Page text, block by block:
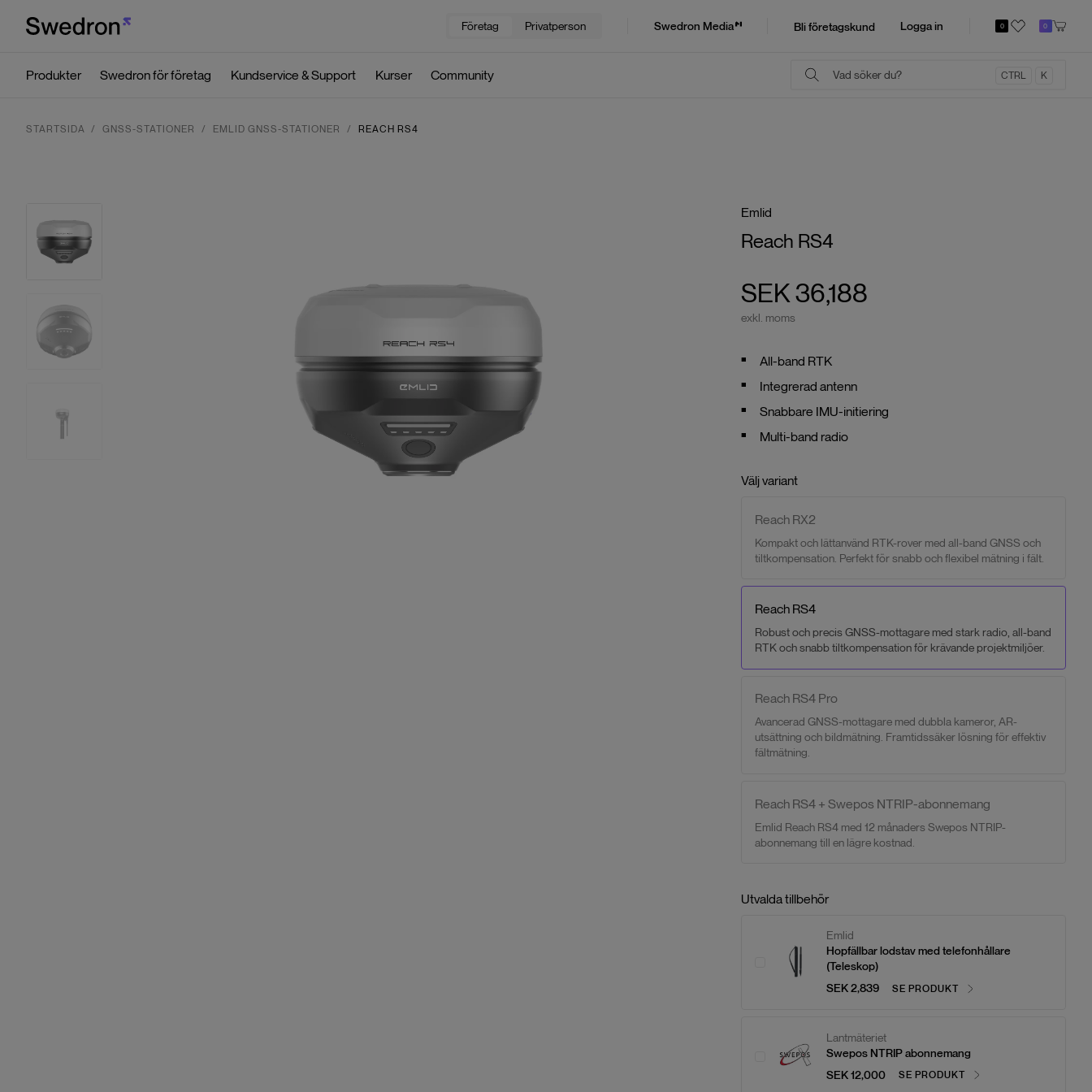
Företag Privatperson Swedron Media Bli företagskund Logga in 0 0
Produkter Swedron för företag Kundservice & Support Kurser Community CTRL K
STARTSIDA GNSS-STATIONER EMLID GNSS-STATIONER REACH RS4
Emlid
Reach RS4
SEK 36,188
exkl. moms
All-band RTK
Integrerad antenn
Snabbare IMU-initiering
Multi-band radio
Välj variant
Reach RX2
Kompakt och lättanvänd RTK-rover med all-band GNSS och
tiltkompensation. Perfekt för snabb och flexibel mätning i fält.
Reach RS4
Robust och precis GNSS-mottagare med stark radio, all-band
RTK och snabb tiltkompensation för krävande projektmiljöer.
Reach RS4 Pro
Avancerad GNSS-mottagare med dubbla kameror, AR-
utsättning och bildmätning. Framtidssäker lösning för effektiv
fältmätning.
Reach RS4 + Swepos NTRIP-abonnemang
Emlid Reach RS4 med 12 månaders Swepos NTRIP-
abonnemang till en lägre kostnad.
Utvalda tillbehör
Emlid
Hopfällbar lodstav med telefonhållare
(Teleskop)
SEK 2,839
SE PRODUKT
Lantmäteriet
Swepos NTRIP abonnemang
SEK 12,000
SE PRODUKT